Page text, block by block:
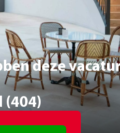
deze
(404)